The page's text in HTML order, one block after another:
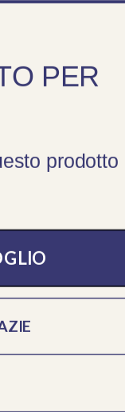
Cerca Accedi
garantite,
- 18
PER
prodotto